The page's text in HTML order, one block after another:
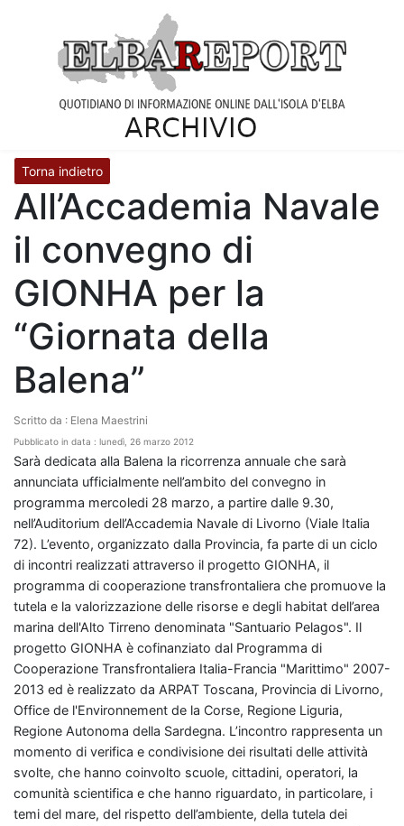
Torna indietro
All’Accademia Navale
il convegno di
GIONHA per la
“Giornata della
Balena”
Scritto da : Elena Maestrini
Pubblicato in data : lunedì, 26 marzo 2012
Sarà dedicata alla Balena la ricorrenza annuale che sarà
annunciata ufficialmente nell’ambito del convegno in
programma mercoledi 28 marzo, a partire dalle 9.30,
nell’Auditorium dell’Accademia Navale di Livorno (Viale Italia
72). L’evento, organizzato dalla Provincia, fa parte di un ciclo
di incontri realizzati attraverso il progetto GIONHA, il
programma di cooperazione transfrontaliera che promuove la
tutela e la valorizzazione delle risorse e degli habitat dell’area
marina dell'Alto Tirreno denominata "Santuario Pelagos". Il
progetto GIONHA è cofinanziato dal Programma di
Cooperazione Transfrontaliera Italia-Francia "Marittimo" 2007-
2013 ed è realizzato da ARPAT Toscana, Provincia di Livorno,
Office de l'Environnement de la Corse, Regione Liguria,
Regione Autonoma della Sardegna. L’incontro rappresenta un
momento di verifica e condivisione dei risultati delle attività
svolte, che hanno coinvolto scuole, cittadini, operatori, la
comunità scientifica e che hanno riguardato, in particolare, i
temi del mare, del rispetto dell’ambiente, della tutela dei